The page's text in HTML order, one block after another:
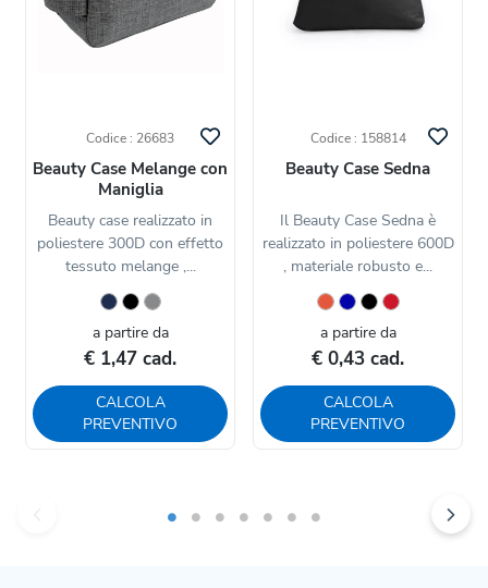
Codice : 26683
Beauty Case Melange con
Maniglia
Beauty case realizzato in
poliestere 300D con effetto
tessuto melange ,...
a partire da
€ 1,47 cad.
CALCOLA
PREVENTIVO
Codice : 158814
Beauty Case Sedna
Il Beauty Case Sedna è
realizzato in poliestere 600D
, materiale robusto e...
a partire da
€ 0,43 cad.
CALCOLA
PREVENTIVO